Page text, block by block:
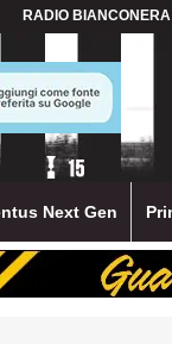
RADIO BIANCONERA
Next Gen